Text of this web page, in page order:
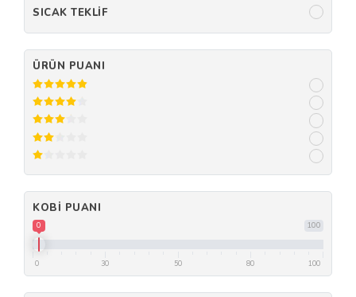
SICAK TEKLIF
ÜRÜN PUANI
KOBI PUANI
100
0
0 30 50 80 100